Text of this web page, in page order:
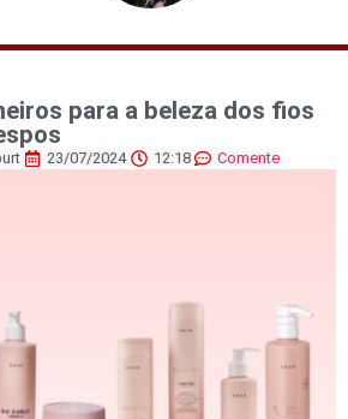
para a beleza dos fios
23/07/2024 12:18 Comente